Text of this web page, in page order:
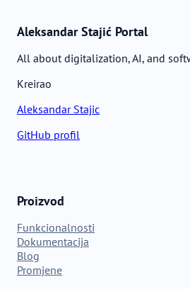
Aleksandar Stajić Portal
All about digitalization, AI, and
Kreirao
Aleksandar Stajic
GitHub profil
Proizvod
Funkcionalnosti
Dokumentacija
Blog
Promjene